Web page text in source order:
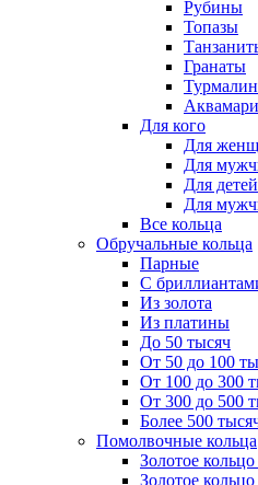
Рубины
Топазы
Гранаты
Для кого
Для
Для
Для детей
Для
Все кольца
Обручальные кольца
Парные
С
Из золота
Из платины
До 50 тысяч
От 50 до 100
От 100 до 300
От 300 до 500
Более 500
Помолвочные кольца
Золотое
Золотое